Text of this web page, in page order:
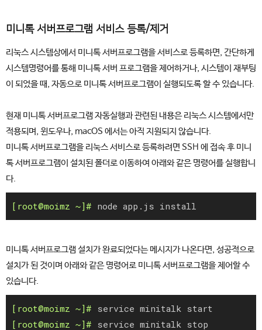
미니톡 서버프로그램 서비스 등록/제거
리눅스 시스템상에서 미니톡 서버프로그램을 서비스로 등록하면, 간단하게
시스템명령어를 통해 미니톡 서버 프로그램을 제어하거나, 시스템이 재부팅
이 되었을 때, 자동으로 미니톡 서버프로그램이 실행되도록 할 수 있습니다.
현재 미니톡 서버프로그램 자동실행과 관련된 내용은 리눅스 시스템에서만
적용되며, 윈도우나, macOS 에서는 아직 지원되지 않습니다.
미니톡 서버프로그램을 리눅스 서비스로 등록하려면 SSH 에 접속 후 미니
톡 서버프로그램이 설치된 폴더로 이동하여 아래와 같은 명령어를 실행합니
다.
node app.js install
미니톡 서버프로그램 설치가 완료되었다는 메시지가 나온다면, 성공적으로
설치가 된 것이며 아래와 같은 명령어로 미니톡 서버프로그램을 제어할 수
있습니다.
service minitalk start
service minitalk stop